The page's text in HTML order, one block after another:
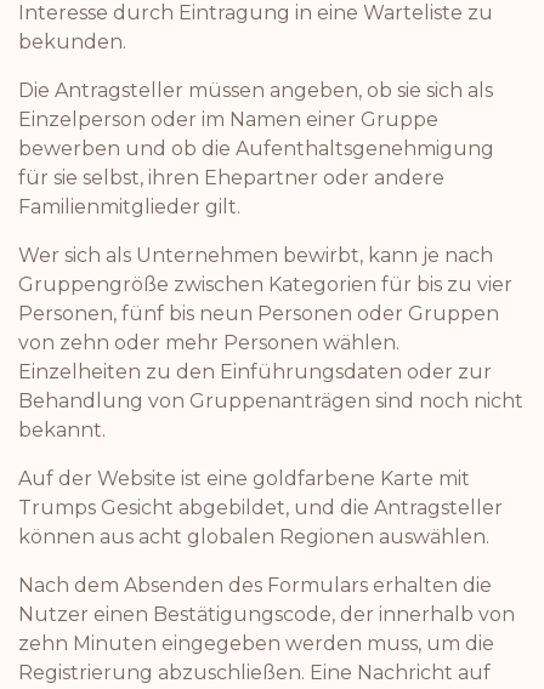
Interesse durch Eintragung in eine Warteliste zu
bekunden.
Die Antragsteller müssen angeben, ob sie sich als
Einzelperson oder im Namen einer Gruppe
bewerben und ob die Aufenthaltsgenehmigung
für sie selbst, ihren Ehepartner oder andere
Familienmitglieder gilt.
Wer sich als Unternehmen bewirbt, kann je nach
Gruppengröße zwischen Kategorien für bis zu vier
Personen, fünf bis neun Personen oder Gruppen
von zehn oder mehr Personen wählen.
Einzelheiten zu den Einführungsdaten oder zur
Behandlung von Gruppenanträgen sind noch nicht
bekannt.
Auf der Website ist eine goldfarbene Karte mit
Trumps Gesicht abgebildet, und die Antragsteller
können aus acht globalen Regionen auswählen.
Nach dem Absenden des Formulars erhalten die
Nutzer einen Bestätigungscode, der innerhalb von
zehn Minuten eingegeben werden muss, um die
Registrierung abzuschließen. Eine Nachricht auf